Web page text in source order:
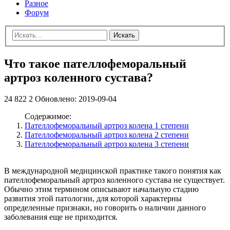
Разное
Форум
Искать
Что такое пателлофеморальный
артроз коленного сустава?
24 822 2 Обновлено: 2019-09-04
Содержимое:
Пателлофеморальный артроз колена 1 степени
Пателлофеморальный артроз колена 2 степени
Пателлофеморальный артроз колена 3 степени
В международной медицинской практике такого понятия как
пателлофеморальный артроз коленного сустава не существует.
Обычно этим термином описывают начальную стадию
развития этой патологии, для которой характерны
определенные признаки, но говорить о наличии данного
заболевания еще не приходится.